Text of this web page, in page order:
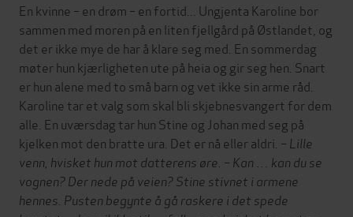
En kvinne – en drøm – en fortid... Ungjenta Karoline bor
sammen med moren på en liten fjellgård på Østlandet, og
det er ikke mye de har å klare seg med. En sommerdag
møter hun kjærligheten ute på heia og gir seg hen. Snart
er hun alene med to små barn og vet ikke sin arme råd.
Karoline tar et valg som skal bli skjebnesvangert for dem
alle. En uværsdag tar hun Stine og Johan med seg på
kjelken mot den bratte ura. Det er nå eller aldri. – Lille
venn, hvisket hun mot datterens øre. – Kan … kan du se
vognen? Der nede på veien? Stine stivnet i armene
hennes. Pusten begynte å gå raskere i det spede